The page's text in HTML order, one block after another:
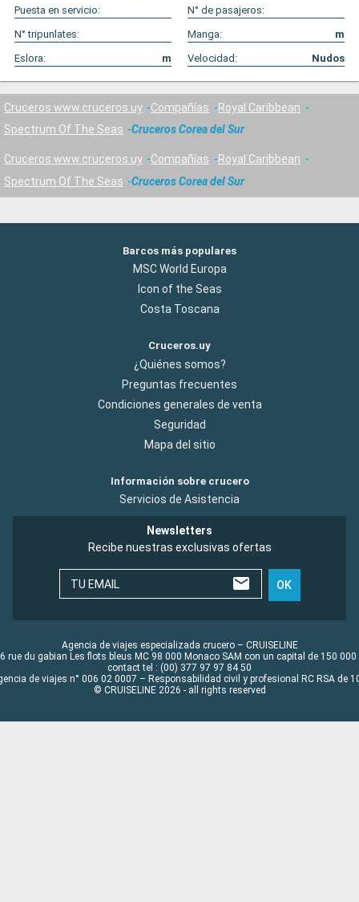
Puesta en servicio:
N° de pasajeros:
N° tripunlates:
Manga:
m
Eslora:
m Velocidad: Nudos
Cruceros www.cruceros.uy Compañías
Royal Caribbean
Spectrum Of The Seas
Cruceros Corea del Sur
Cruceros www.cruceros.uy Compañías
Royal Caribbean
Spectrum Of The Seas
Cruceros Corea del Sur
Barcos más populares
MSC World Europa
Icon of the Seas
Costa Toscana
Cruceros.uy
¿Quiénes somos?
Preguntas frecuentes
Condiciones generales de venta
Seguridad
Mapa del sitio
Información sobre crucero
Servicios de Asistencia
Newsletters
Recibe nuestras exclusivas ofertas
TU EMAIL OK
Agencia de viajes especializada crucero – CRUISELINE
rue du gabian Les flots bleus MC 98 000 Monaco SAM con un capital de 150 000
contact tel : (00) 377 97 97 84 50
de viajes n° 006 02 0007 – Responsabilidad civil y profesional RC RSA de
© CRUISELINE 2026 - all rights reserved